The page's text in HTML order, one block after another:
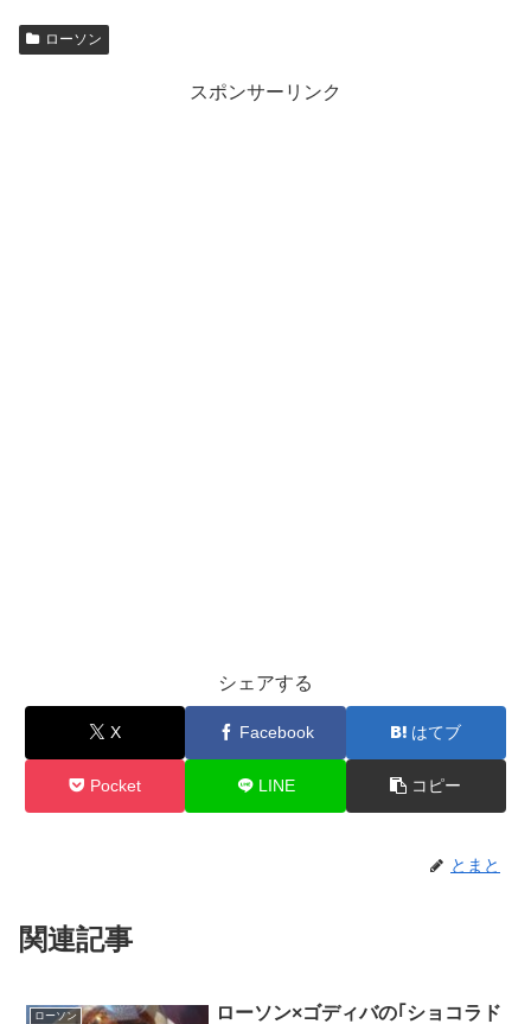
ローソン
スポンサーリンク
シェアする
X Facebook はてブ
Pocket LINE コピー
とまと
関連記事
ローソン
ローソン×ゴディバの｢ショコラド